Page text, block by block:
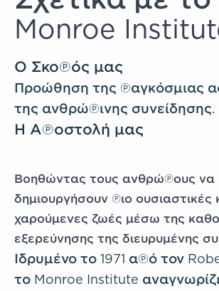
Monroe
Ο Σκοπός μας
Προώθηση της παγκόσμιας
της ανθρώπινης συνείδησης.
Η Αποστολή μας
Βοηθώντας τους ανθρώπους να
δημιουργήσουν πιο ουσιαστικές
χαρούμενες ζωές μέσω της
εξερεύνησης της διευρυμένης
Ιδρυμένο το 1971 από τον
το Monroe Institute